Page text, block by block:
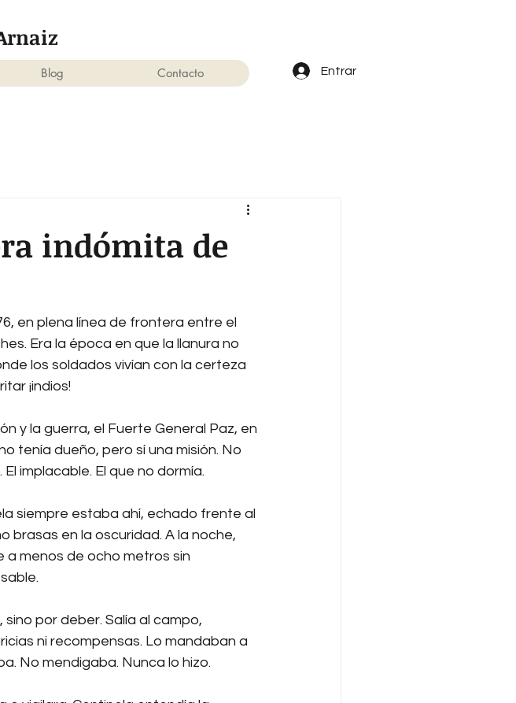
Blog Contacto Entrar
indómita de
en plena línea de frontera entre el
Era la época en que la llanura no
los soldados vivían con la certeza
¡indios!
y la guerra, el Fuerte General Paz, en
tenía dueño, pero sí una misión. No
implacable. El que no dormía.
siempre estaba ahí, echado frente al
brasas en la oscuridad. A la noche,
menos de ocho metros sin
por deber. Salía al campo,
ni recompensas. Lo mandaban a
No mendigaba. Nunca lo hizo.